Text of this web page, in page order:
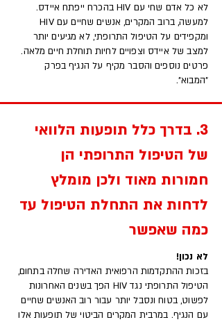
לא כל אדם שחי עם HIV בהכרח ייפתח איידס.
למעשה, ברוב המקרים, אנשים שחיים עם HIV
ומקפידים על הטיפול התרופתי, לא מגיעים יותר
למצב של איידס וצפויים לחיות תוחלת חיים מלאה.
פרטים נוספים והסבר מקיף על הנגיף בפרק
"המבוא".
3. בדרך כלל תופעות הלוואי
של הטיפול התרופתי הן
חמורות מאוד ולכן מומלץ
לדחות את התחלת הטיפול עד
כמה שאפשר
לא נכון!
בזכות ההתקדמות הרפואית האדירה שחלה בתחום,
הטיפול התרופתי נגד HIV הפך בשנים האחרונות
לפשוט, בטוח ונסבל יותר עבור רוב האנשים שחיים
עם הנגיף. במרבית המקרים הביטוי של תופעות אלו